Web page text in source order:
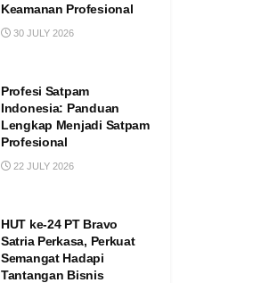
Keamanan Profesional
30 JULY 2026
Profesi Satpam
Indonesia: Panduan
Lengkap Menjadi Satpam
Profesional
22 JULY 2026
HUT ke-24 PT Bravo
Satria Perkasa, Perkuat
Semangat Hadapi
Tantangan Bisnis